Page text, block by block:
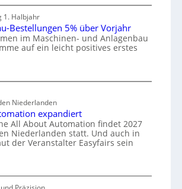
e
n
k
z
e
a
u
p
r
e
h
e
W
s
h
a
f
t
i
1. Halbjahr
Bestellungen 5% über Vorjahr
im Maschinen- und Anlagenbau
auf ein leicht positives erstes
Niederlanden
expandiert
All About Automation findet 2027
Niederlanden statt. Und auch in
der Veranstalter Easyfairs sein